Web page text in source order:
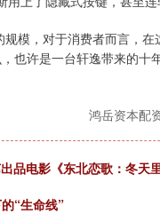
模，对于消费者而言，
也许是一台轩逸带来的十
鸿岳资本配
品电影《东北恋歌：冬天
“生命线”